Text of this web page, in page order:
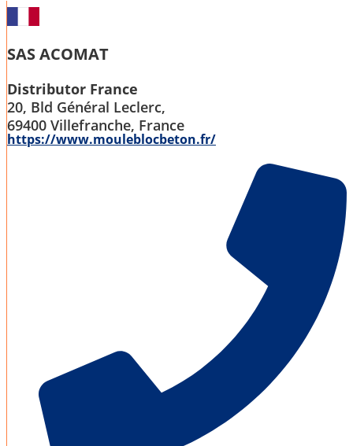
SAS ACOMAT
Distributor France
20, Bld Général Leclerc,
69400 Villefranche, France
https://www.mouleblocbeton.fr/